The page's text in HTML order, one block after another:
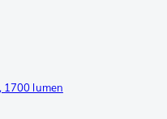
1700 lumen